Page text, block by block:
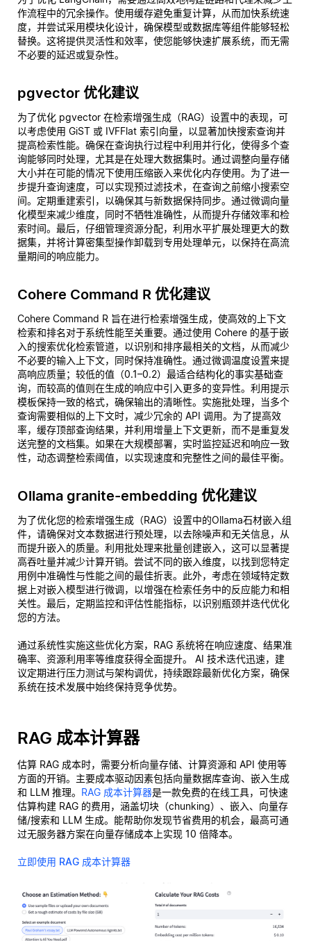
作流程中的冗余操作。使用缓存避免重复计算，从而加快系统速
度，并尝试采用模块化设计，确保模型或数据库等组件能够轻松
替换。这将提供灵活性和效率，使您能够快速扩展系统，而无需
不必要的延迟或复杂性。
pgvector 优化建议
为了优化 pgvector 在检索增强生成（RAG）设置中的表现，可
以考虑使用 GiST 或 IVFFlat 索引向量，以显著加快搜索查询并
提高检索性能。确保在查询执行过程中利用并行化，使得多个查
询能够同时处理，尤其是在处理大数据集时。通过调整向量存储
大小并在可能的情况下使用压缩嵌入来优化内存使用。为了进一
步提升查询速度，可以实现预过滤技术，在查询之前缩小搜索空
间。定期重建索引，以确保其与新数据保持同步。通过微调向量
化模型来减少维度，同时不牺牲准确性，从而提升存储效率和检
索时间。最后，仔细管理资源分配，利用水平扩展处理更大的数
据集，并将计算密集型操作卸载到专用处理单元，以保持在高流
量期间的响应能力。
Cohere Command R 优化建议
Cohere Command R 旨在进行检索增强生成，使高效的上下文
检索和排名对于系统性能至关重要。通过使用 Cohere 的基于嵌
入的搜索优化检索管道，以识别和排序最相关的文档，从而减少
不必要的输入上下文，同时保持准确性。通过微调温度设置来提
高响应质量；较低的值（0.1–0.2）最适合结构化的事实基础查
询，而较高的值则在生成的响应中引入更多的变异性。利用提示
模板保持一致的格式，确保输出的清晰性。实施批处理，当多个
查询需要相似的上下文时，减少冗余的 API 调用。为了提高效
率，缓存顶部查询结果，并利用增量上下文更新，而不是重复发
送完整的文档集。如果在大规模部署，实时监控延迟和响应一致
性，动态调整检索阈值，以实现速度和完整性之间的最佳平衡。
Ollama granite-embedding 优化建议
为了优化您的检索增强生成（RAG）设置中的Ollama石材嵌入组
件，请确保对文本数据进行预处理，以去除噪声和无关信息，从
而提升嵌入的质量。利用批处理来批量创建嵌入，这可以显著提
高吞吐量并减少计算开销。尝试不同的嵌入维度，以找到您特定
用例中准确性与性能之间的最佳折衷。此外，考虑在领域特定数
据上对嵌入模型进行微调，以增强在检索任务中的反应能力和相
关性。最后，定期监控和评估性能指标，以识别瓶颈并迭代优化
您的方法。
通过系统性实施这些优化方案，RAG 系统将在响应速度、结果准
确率、资源利用率等维度获得全面提升。 AI 技术迭代迅速，建
议定期进行压力测试与架构调优，持续跟踪最新优化方案，确保
系统在技术发展中始终保持竞争优势。
RAG 成本计算器
估算 RAG 成本时，需要分析向量存储、计算资源和 API 使用等
方面的开销。主要成本驱动因素包括向量数据库查询、嵌入生成
和 LLM 推理。 RAG 成本计算器是一款免费的在线工具，可快速
估算构建 RAG 的费用，涵盖切块（chunking）、嵌入、向量存
储/搜索和 LLM 生成。能帮助你发现节省费用的机会，最高可通
过无服务器方案在向量存储成本上实现 10 倍降本。
立即使用 RAG 成本计算器